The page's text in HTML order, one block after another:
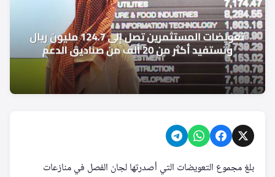
بلغ مجموع التعويضات التي أصدرتها لجان الفصل في منازعات